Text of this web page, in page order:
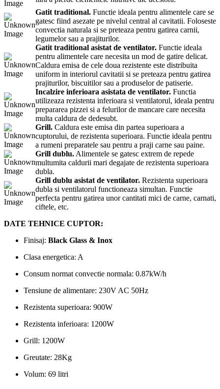
Gatit traditional. Functie ideala pentru alimentele care se
gatesc fiind asezate pe nivelul central al cavitatii. Foloseste
convectia naturala si se preteaza pentru gatirea carnii,
legumelor sau a prajiturilor.
Gatit traditional asistat de ventilator. Functie ideala
pentru alimentele care necesita un mod de gatire delicat.
Caldura emisa de cele doua rezistente este distribuita
uniform in interiorul cavitatii si se preteaza pentru gatirea
prajiturilor, biscuitilor sau a produselor de patiserie.
Incalzire inferioara asistata de ventilator. Functia
utilizeaza rezistenta inferioara si ventilatorul, ideala pentru
prepararea pizzei si a felurilor de mancare care necesita
multa caldura de dedesubt.
Grill. Caldura este emisa din partea superioara a
cuptorului, de rezistenta superioara. Functie ideala pentru
a rumeni preparatele sau pentru a praji carne sau paine.
Grill dublu. Alimentele se gatesc extrem de repede
multumita caldurii mari degajate de rezistenta superioara
dubla.
Grill dublu asistat de ventilator. Rezistenta superioara
dubla si ventilatorul functioneaza simultan. Functie
perfecta pentru gatirea unor cantitati mici de carne, carnati,
ciftele, etc.
DATE TEHNICE CUPTOR:
Finisaj: Black Glass & Inox
Clasa energetica: A
Consum normat convectie normala: 0.87kW/h
Tensiune de alimentare: 230V AC 50Hz
Rezistenta superioara: 900W
Rezistenta inferioara: 1200W
Grill: 1200W
Greutate: 28Kg
Volum: 69 litri